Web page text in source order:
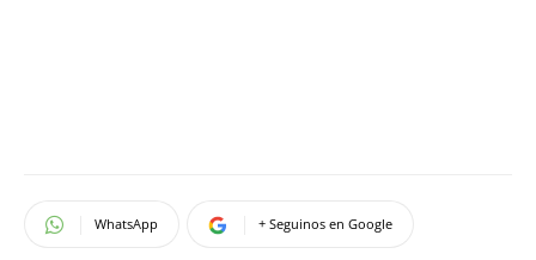
WhatsApp + Seguinos en Google